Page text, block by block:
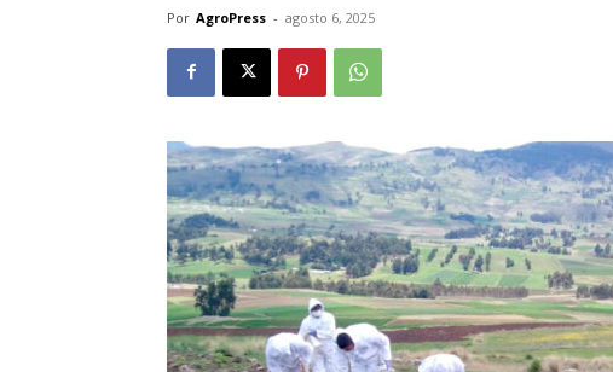
Por AgroPress - agosto 6, 2025